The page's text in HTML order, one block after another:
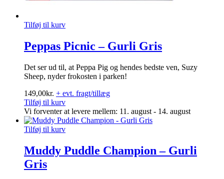
Tilføj til kurv
Peppas Picnic – Gurli Gris
Det ser ud til, at Peppa Pig og hendes bedste ven, Suzy
Sheep, nyder frokosten i parken!
149,00kr. + evt. fragt/tillæg
Tilføj til kurv
Vi forventer at levere mellem: 11. august - 14. august
Tilføj til kurv
Muddy Puddle Champion – Gurli
Gris